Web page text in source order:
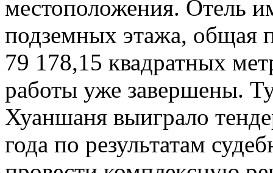
местоположения. Отель
подземных этажа, общая
79 178,15 квадратных
работы уже завершены.
Хуаншаня выиграло
года по результатам